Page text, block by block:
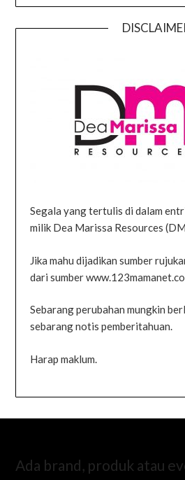
Segala yang tertulis di dalam
milik Dea Marissa Resources
Jika mahu dijadikan sumber
dari sumber
Sebarang perubahan mungkin
sebarang notis pemberitahuan.
Harap maklum.
Ada brand, produk atau